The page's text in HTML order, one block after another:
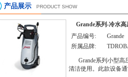
产品展示 PRODUCT SHOW
Grande系列-冷水高
产品编号:
Grande
所属品牌:
Grande系列小型
清洁使用。此款设备